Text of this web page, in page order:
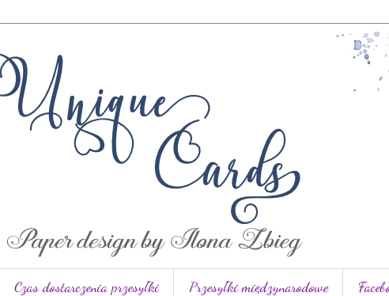
Czas dostarczenia przesyłki Przesyłki międzynarodowe